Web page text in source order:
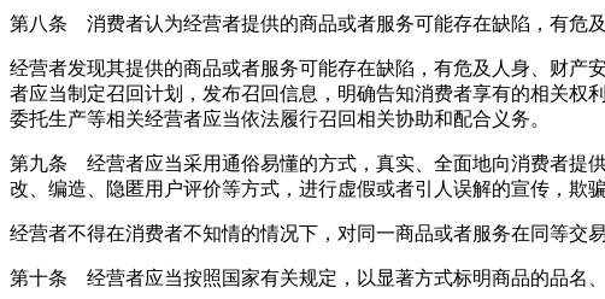
第八条 消费者认为经营者提供的商品或者服务可能存在缺陷，有危
经营者发现其提供的商品或者服务可能存在缺陷，有危及人身、财
者应当制定召回计划，发布召回信息，明确告知消费者享有的相关
委托生产等相关经营者应当依法履行召回相关协助和配合义务。
第九条 经营者应当采用通俗易懂的方式，真实、全面地向消费者提
改、编造、隐匿用户评价等方式，进行虚假或者引人误解的宣传，欺
经营者不得在消费者不知情的情况下，对同一商品或者服务在同等交
第十条 经营者应当按照国家有关规定，以显著方式标明商品的品名